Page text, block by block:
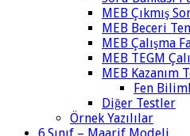
MEB Çıkmış
MEB Beceri
MEB Çalışma
MEB TEGM
MEB Kazanım
Fen
Diğer Testler
Örnek Yazılılar